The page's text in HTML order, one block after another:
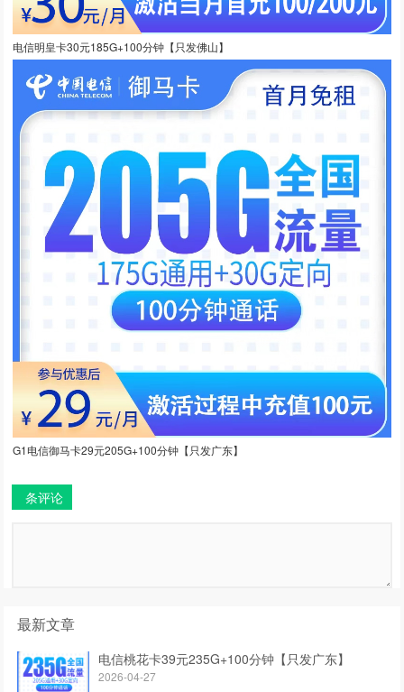
电信明皇卡30元185G+100分钟【只发佛山】
G1电信御马卡29元205G+100分钟【只发广东】
条评论
最新文章
电信桃花卡39元235G+100分钟【只发广东】
2026-04-27